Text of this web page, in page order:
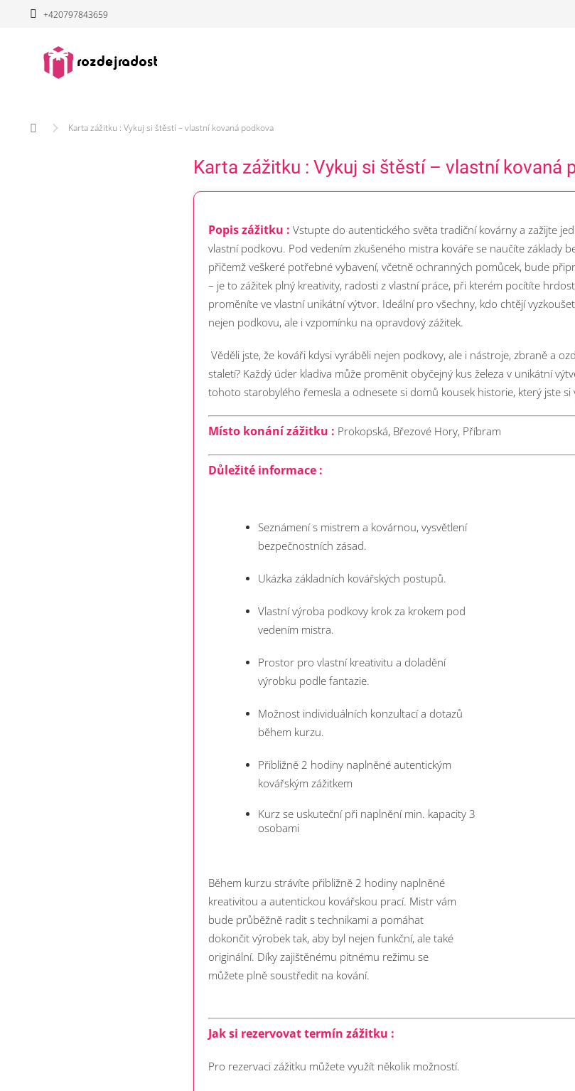
+420797843659
Domů Karta zážitku : Vykuj si štěstí – vlastní kovaná podkova
Karta zážitku : Vykuj si štěstí – vlastní kovaná
Popis zážitku : Vstupte do autentického světa tradiční kovárny a zažijte
vlastní podkovu. Pod vedením zkušeného mistra kováře se naučíte základy
přičemž veškeré potřebné vybavení, včetně ochranných pomůcek, bude
– je to zážitek plný kreativity, radosti z vlastní práce, při kterém pocítíte
proměníte ve vlastní unikátní výtvor. Ideální pro všechny, kdo chtějí
nejen podkovu, ale i vzpomínku na opravdový zážitek.
Věděli jste, že kováři kdysi vyráběli nejen podkovy, ale i nástroje, zbraně a
staletí? Každý úder kladiva může proměnit obyčejný kus železa v unikátní
tohoto starobylého řemesla a odnesete si domů kousek historie, který jste si
Místo konání zážitku : Prokopská, Březové Hory, Příbram
Důležité informace :
Seznámení s mistrem a kovárnou, vysvětlení
bezpečnostních zásad.
Ukázka základních kovářských postupů.
Vlastní výroba podkovy krok za krokem pod
vedením mistra.
Prostor pro vlastní kreativitu a doladění
výrobku podle fantazie.
Možnost individuálních konzultací a dotazů
během kurzu.
Přibližně 2 hodiny naplněné autentickým
kovářským zážitkem
Kurz se uskuteční při naplnění min. kapacity 3
osobami
Během kurzu strávíte přibližně 2 hodiny naplněné
kreativitou a autentickou kovářskou prací. Mistr vám
bude průběžně radit s technikami a pomáhat
dokončit výrobek tak, aby byl nejen funkční, ale také
originální. Díky zajištěnému pitnému režimu se
můžete plně soustředit na kování.
Jak si rezervovat termín zážitku :
Pro rezervaci zážitku můžete využít několik možností.